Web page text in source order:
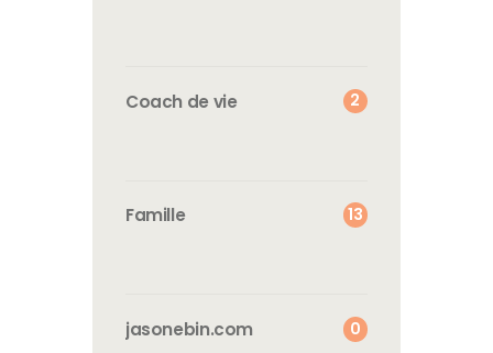
Coach de vie 2
Famille 13
jasonebin.com 0